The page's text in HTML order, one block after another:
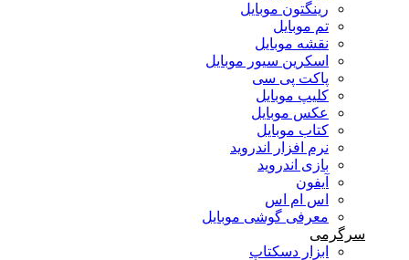
رینگتون موبایل
تم موبایل
نقشه موبایل
اسکرین سیور موبایل
پاکت پی سی
کلیپ موبایل
عکس موبایل
کتاب موبایل
نرم افزار اندروید
بازی اندروید
آیفون
اس ام اس
معرفی گوشی موبایل
سرگرمی
ابزار دسکتاپ